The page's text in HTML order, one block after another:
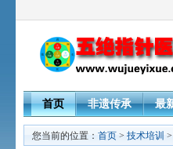
首页 非遗传承 最
您当前的位置： 首页 > 技术培训 >